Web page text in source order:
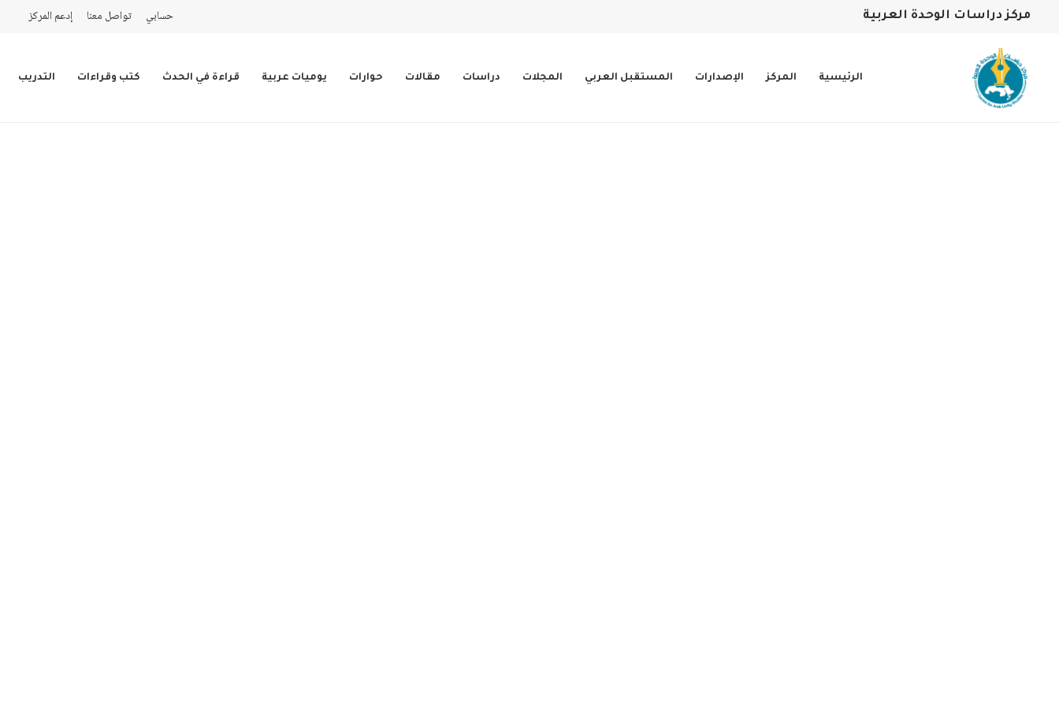
مركز دراسات الوحدة العربية حسابي تواصل معنا إدعم المركز
الرئيسية المركز الإصدارات المستقبل العربي المجلات دراسات مقالات حوارات يوميات عربية قراءة في الحدث كتب وقراءات التدريب